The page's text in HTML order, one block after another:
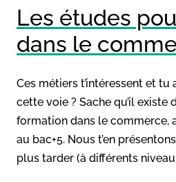
Les études
dans le
Ces métiers t’intéressent et
cette voie ? Sache qu’il existe
formation dans le commerce,
au bac+5. Nous t’en
plus tarder (à différents niveau